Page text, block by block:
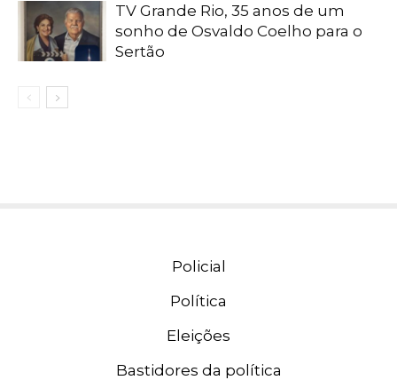
TV Grande Rio, 35 anos de um
sonho de Osvaldo Coelho para o
Sertão
Policial
Política
Eleições
Bastidores da política